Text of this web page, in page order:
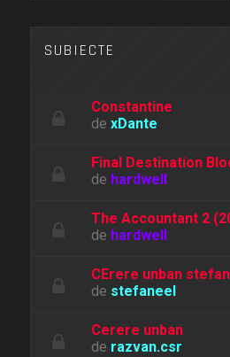
SUBIECTE
Constantine
de xDante
Final Destination
de hardwell
The Accountant 2
de hardwell
CErere unban
de stefaneel
Cerere unban
de razvan.csr